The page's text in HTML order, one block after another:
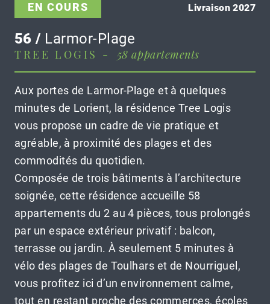
EN COURS Livraison 2027
56 / Larmor-Plage
TREE LOGIS - 58 appartements
Aux portes de Larmor-Plage et à quelques
minutes de Lorient, la résidence Tree Logis
vous propose un cadre de vie pratique et
agréable, à proximité des plages et des
commodités du quotidien.
Composée de trois bâtiments à l’architecture
soignée, cette résidence accueille 58
appartements du 2 au 4 pièces, tous prolongés
par un espace extérieur privatif : balcon,
terrasse ou jardin. À seulement 5 minutes à
vélo des plages de Toulhars et de Nourriguel,
vous profitez ici d’un environnement calme,
tout en restant proche des commerces, écoles